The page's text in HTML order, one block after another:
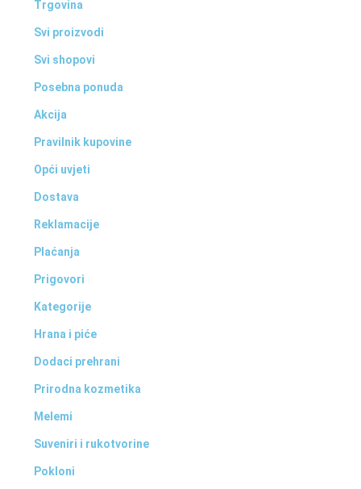
Trgovina
Svi proizvodi
Svi shopovi
Posebna ponuda
Akcija
Pravilnik kupovine
Opći uvjeti
Dostava
Reklamacije
Plaćanja
Prigovori
Kategorije
Hrana i piće
Dodaci prehrani
Prirodna kozmetika
Melemi
Suveniri i rukotvorine
Pokloni